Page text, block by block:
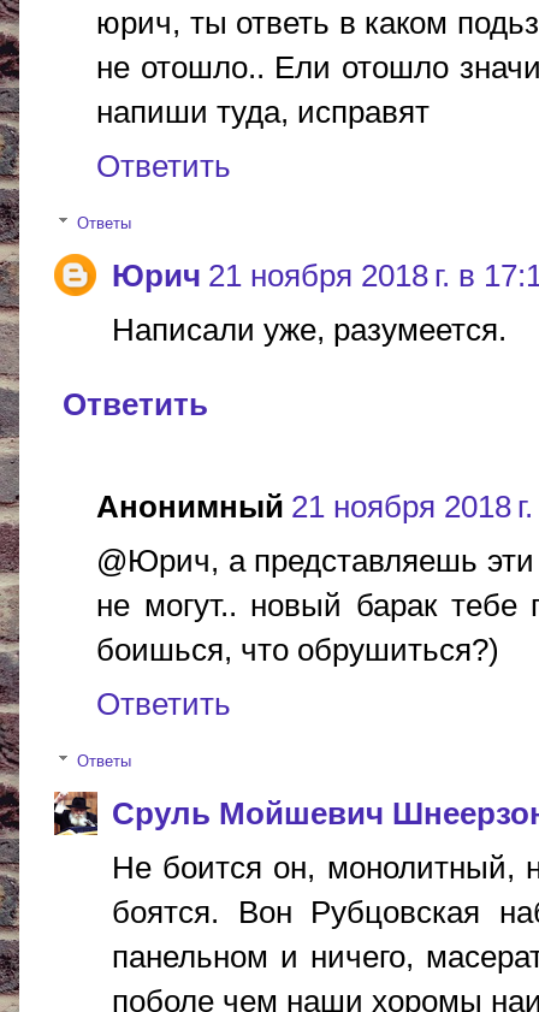
юрич, ты ответь в каком
не отошло.. Ели отошло
напиши туда, исправят
Ответить
Ответы
Юрич 21 ноября 2018 г. в
Написали уже, разумеется.
Ответить
Анонимный 21 ноября 2018
@Юрич, а представляешь
не могут.. новый барак тебе
боишься, что обрушиться?)
Ответить
Ответы
Сруль Мойшевич
Не боится он, монолитный,
боятся. Вон Рубцовская
панельном и ничего,
поболе чем наши хоромы